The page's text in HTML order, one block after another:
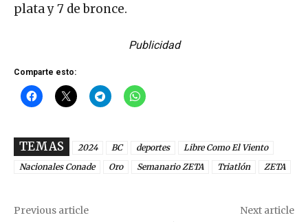
plata y 7 de bronce.
Publicidad
Comparte esto:
TEMAS 2024 BC deportes
Libre Como El Viento
Nacionales Conade
Oro Semanario ZETA Triatlón ZETA
Previous article Next article